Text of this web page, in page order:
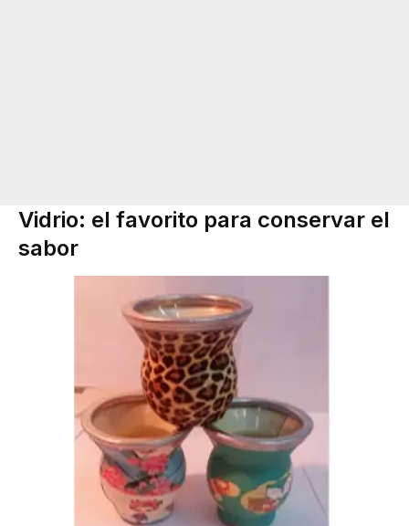
Vidrio: el favorito para conservar el
sabor